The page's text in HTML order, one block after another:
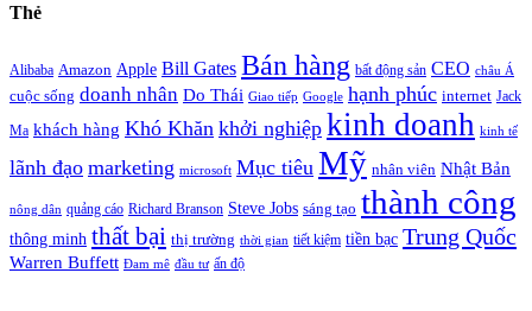
Thẻ
Alibaba Amazon Apple Bill Gates Bán hàng bất động sản CEO châu Á
cuộc sống doanh nhân Do Thái Giao tiếp Google hạnh phúc internet Jack
Ma khách hàng Khó Khăn khởi nghiệp kinh doanh kinh tế
lãnh đạo marketing microsoft Mục tiêu Mỹ nhân viên Nhật Bản
nông dân quảng cáo Richard Branson Steve Jobs sáng tạo thành công
thông minh thất bại thị trường thời gian tiết kiệm tiền bạc Trung Quốc
Warren Buffett Đam mê đầu tư ấn độ